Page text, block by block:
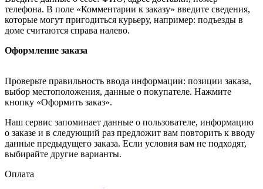
телефона. В поле «Комментарии к заказу» введите сведения,
которые могут пригодиться курьеру, например: подъезды в
доме считаются справа налево.
Оформление заказа
Проверьте правильность ввода информации: позиции заказа,
выбор местоположения, данные о покупателе. Нажмите
кнопку «Оформить заказ».
Наш сервис запоминает данные о пользователе, информацию
о заказе и в следующий раз предложит вам повторить к вводу
данные предыдущего заказа. Если условия вам не подходят,
выбирайте другие варианты.
Оплата